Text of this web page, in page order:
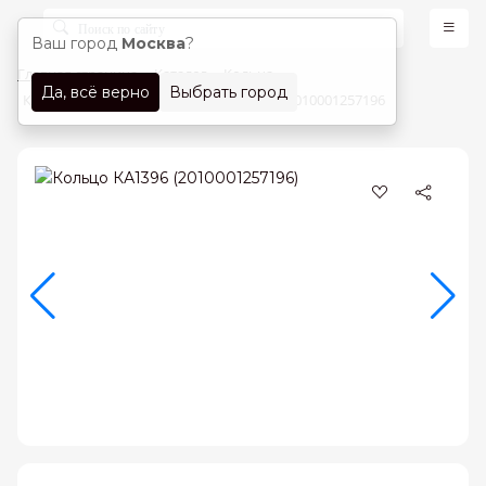
Главная страница Каталог
Кольца Красное золото 585 проба арт. 2010001257196
Ваш город Москва?
Да, всё верно Выбрать город